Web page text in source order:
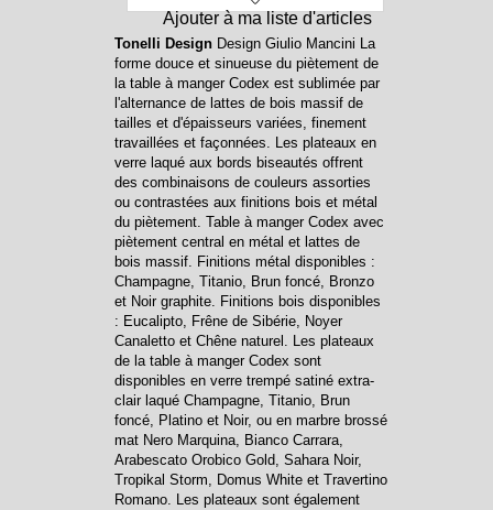
Ajouter à ma liste d'articles
Tonelli DesignDesign Giulio Mancini La
forme douce et sinueuse du piètement de
la table à manger Codex est sublimée par
l'alternance de lattes de bois massif de
tailles et d'épaisseurs variées, finement
travaillées et façonnées. Les plateaux en
verre laqué aux bords biseautés offrent
des combinaisons de couleurs assorties
ou contrastées aux finitions bois et métal
du piètement. Table à manger Codex avec
piètement central en métal et lattes de
bois massif. Finitions métal disponibles :
Champagne, Titanio, Brun foncé, Bronzo
et Noir graphite. Finitions bois disponibles
: Eucalipto, Frêne de Sibérie, Noyer
Canaletto et Chêne naturel. Les plateaux
de la table à manger Codex sont
disponibles en verre trempé satiné extra-
clair laqué Champagne, Titanio, Brun
foncé, Platino et Noir, ou en marbre brossé
mat Nero Marquina, Bianco Carrara,
Arabescato Orobico Gold, Sahara Noir,
Tropikal Storm, Domus White et Travertino
Romano. Les plateaux sont également